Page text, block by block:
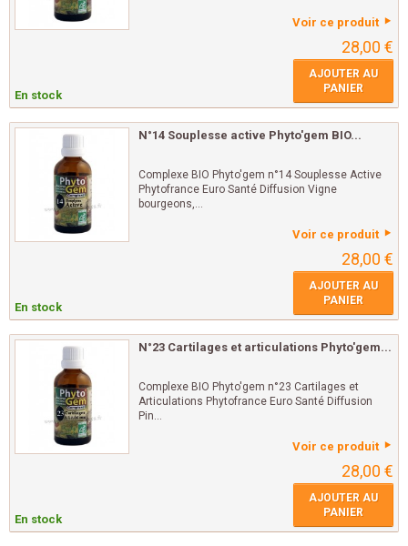
Voir ce produit
28,00 €
En stock
AJOUTER AU
PANIER
N°14 Souplesse active Phyto'gem BIO...
Complexe BIO Phyto'gem n°14 Souplesse Active
Phytofrance Euro Santé Diffusion Vigne
bourgeons,...
Voir ce produit
28,00 €
En stock
AJOUTER AU
PANIER
N°23 Cartilages et articulations Phyto'gem...
Complexe BIO Phyto'gem n°23 Cartilages et
Articulations Phytofrance Euro Santé Diffusion
Pin...
Voir ce produit
28,00 €
En stock
AJOUTER AU
PANIER